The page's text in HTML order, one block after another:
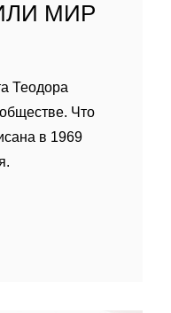
МИР
Теодора
Что
в 1969